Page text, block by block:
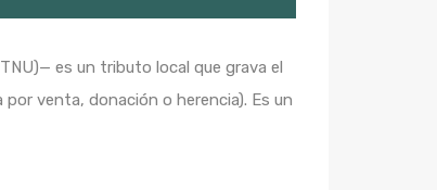
es un tributo local que grava el
venta, donación o herencia). Es un